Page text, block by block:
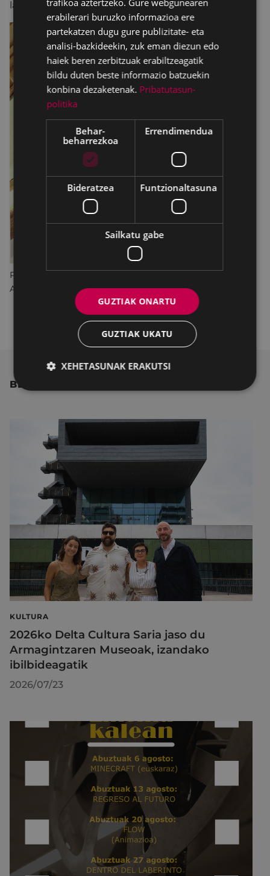
lanean.
Parrokiako giltzarrietako bat, Santa Apolonia. Argazkia:
Ana Isabel Ugalde
BESTE ALBISTE BATZUK
KULTURA
2026ko Delta Cultura Saria jaso du
Armagintzaren Museoak, izandako
ibilbideagatik
2026/07/23
trafikoa aztertzeko. Gure webgunearen
erabilerari buruzko informazioa ere
partekatzen dugu gure publizitate- eta
analisi-bazkideekin, zuk eman diezun edo
haiek beren zerbitzuak erabiltzeagatik
bildu duten beste informazio batzuekin
konbina dezaketenak. Pribatutasun-
politika
Behar-
beharrezkoa
Errendimendua
Bideratzea Funtzionaltasuna
Sailkatu gabe
GUZTIAK ONARTU
GUZTIAK UKATU
XEHETASUNAK ERAKUTSI